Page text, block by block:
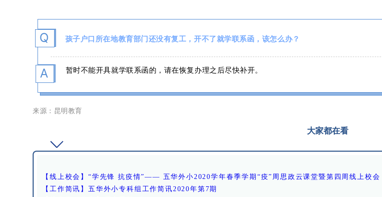
Q 孩子户口所在地教育部门还没有复工，开不了就学联系函，该怎么办？
A
， 暂时不能开具就学联系函的，请在恢复办理之后尽快补开。
来源：昆明教育
大家都在看
【线上校会】“学先锋 抗疫情”—— 五华外小2020学年春季学期“疫”周思政云课堂暨第四周线上校会
【工作简讯】五华外小专科组工作简讯2020年第7期